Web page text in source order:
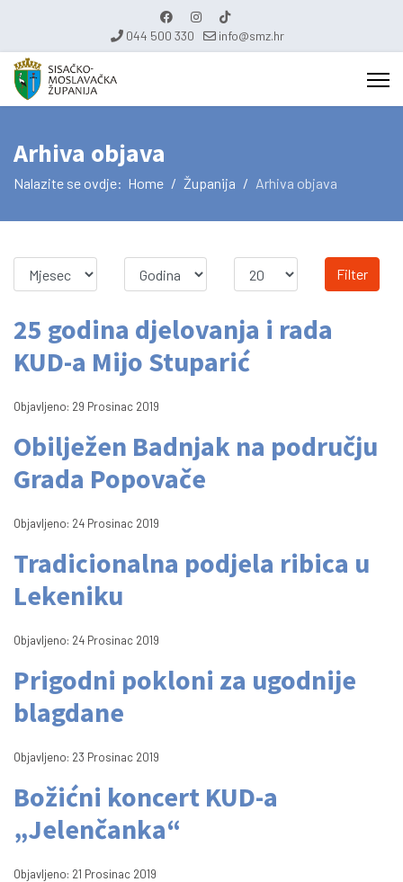
044 500 330 info@smz.hr
Arhiva objava
Nalazite se ovdje: Home Županija Arhiva objava
Filter
25 godina djelovanja i rada
KUD-a Mijo Stuparić
Objavljeno: 29 Prosinac 2019
Obilježen Badnjak na području
Grada Popovače
Objavljeno: 24 Prosinac 2019
Tradicionalna podjela ribica u
Lekeniku
Objavljeno: 24 Prosinac 2019
Prigodni pokloni za ugodnije
blagdane
Objavljeno: 23 Prosinac 2019
Božićni koncert KUD-a
„Jelenčanka“
Objavljeno: 21 Prosinac 2019